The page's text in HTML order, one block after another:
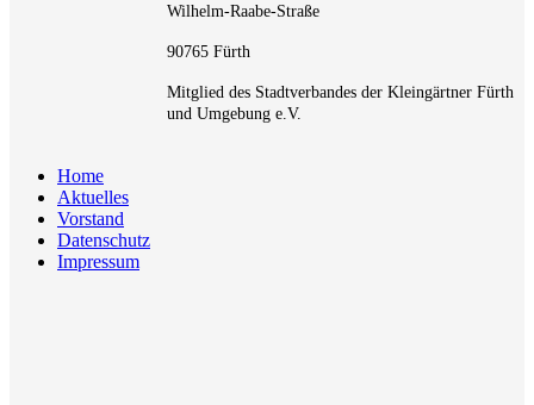
Wilhelm-Raabe-Straße
90765 Fürth
Mitglied des Stadtverbandes der Kleingärtner Fürth
und Umgebung e.V.
Home
Aktuelles
Vorstand
Datenschutz
Impressum